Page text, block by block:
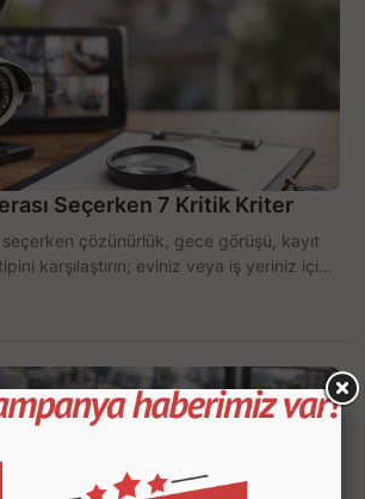
Seçerken 7 Kritik Kriter
seçerken çözünürlük, gece görüşü, kayıt
karşılaştırın; eviniz veya iş yeriniz için